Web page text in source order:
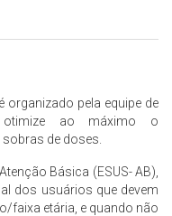
pela equipe de
ao máximo o
de doses.
Básica (ESUS- AB),
dos usuários que devem
faixa etária, e quando não